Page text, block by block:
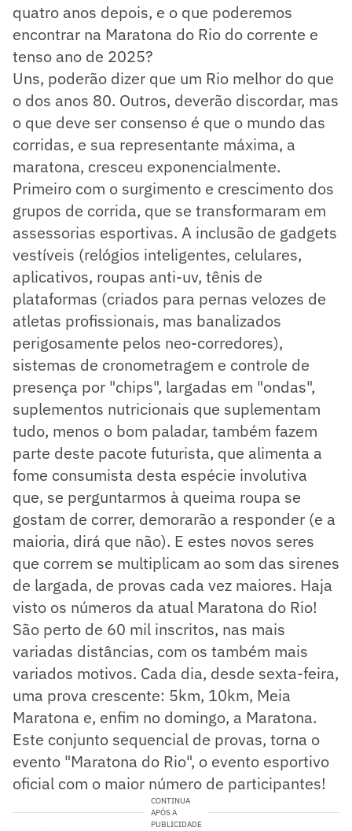
quatro anos depois, e o que poderemos
encontrar na Maratona do Rio do corrente e
tenso ano de 2025?
Uns, poderão dizer que um Rio melhor do que
o dos anos 80. Outros, deverão discordar, mas
o que deve ser consenso é que o mundo das
corridas, e sua representante máxima, a
maratona, cresceu exponencialmente.
Primeiro com o surgimento e crescimento dos
grupos de corrida, que se transformaram em
assessorias esportivas. A inclusão de gadgets
vestíveis (relógios inteligentes, celulares,
aplicativos, roupas anti-uv, tênis de
plataformas (criados para pernas velozes de
atletas profissionais, mas banalizados
perigosamente pelos neo-corredores),
sistemas de cronometragem e controle de
presença por "chips", largadas em "ondas",
suplementos nutricionais que suplementam
tudo, menos o bom paladar, também fazem
parte deste pacote futurista, que alimenta a
fome consumista desta espécie involutiva
que, se perguntarmos à queima roupa se
gostam de correr, demorarão a responder (e a
maioria, dirá que não). E estes novos seres
que correm se multiplicam ao som das sirenes
de largada, de provas cada vez maiores. Haja
visto os números da atual Maratona do Rio!
São perto de 60 mil inscritos, nas mais
variadas distâncias, com os também mais
variados motivos. Cada dia, desde sexta-feira,
uma prova crescente: 5km, 10km, Meia
Maratona e, enfim no domingo, a Maratona.
Este conjunto sequencial de provas, torna o
evento "Maratona do Rio", o evento esportivo
oficial com o maior número de participantes!
CONTINUA
APÓS A
PUBLICIDADE